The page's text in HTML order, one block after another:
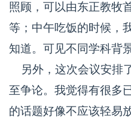
照顾，可以由东正教牧
等；中午吃饭的时候，
知道。可见不同学科背
另外，这次会议安排
至争论。我觉得有很多
的话题好像不应该轻易